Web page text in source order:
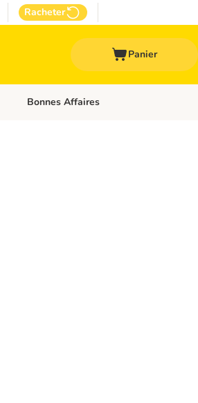
Racheter
Panier
Dérouler les catégories: Marques
Bonnes Affaires